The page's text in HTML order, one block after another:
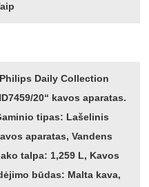
Daily Collection
20“ kavos aparatas.
tipas: Lašelinis
aparatas, Vandens
talpa: 1,259 L, Kavos
būdas: Malta kava,